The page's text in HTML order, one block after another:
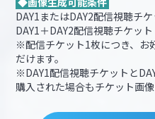
DAY1またはDAY2配信視聴チ
DAY1＋DAY2配信視聴チケッ
※配信チケット1枚につき、お
だけます。
※DAY1配信視聴チケットと
購入された場合もチケット画像